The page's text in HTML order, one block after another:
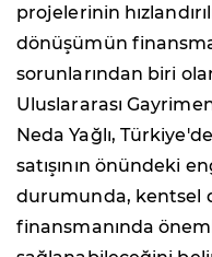
projelerinin
dönüşümün
sorunlarından biri
Uluslararası
Neda Yağlı,
satışının önündeki
durumunda, kentsel
finansmanında